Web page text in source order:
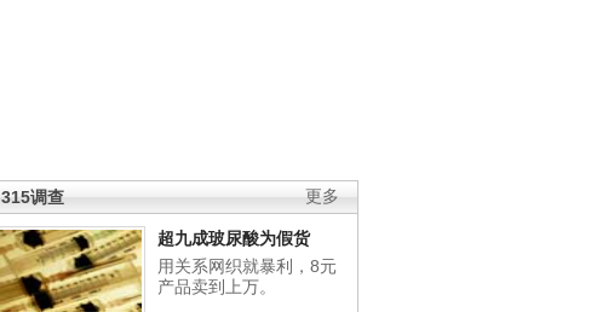
更多
315调查
超九成玻尿酸为假货
用关系网织就暴利，8元
产品卖到上万。